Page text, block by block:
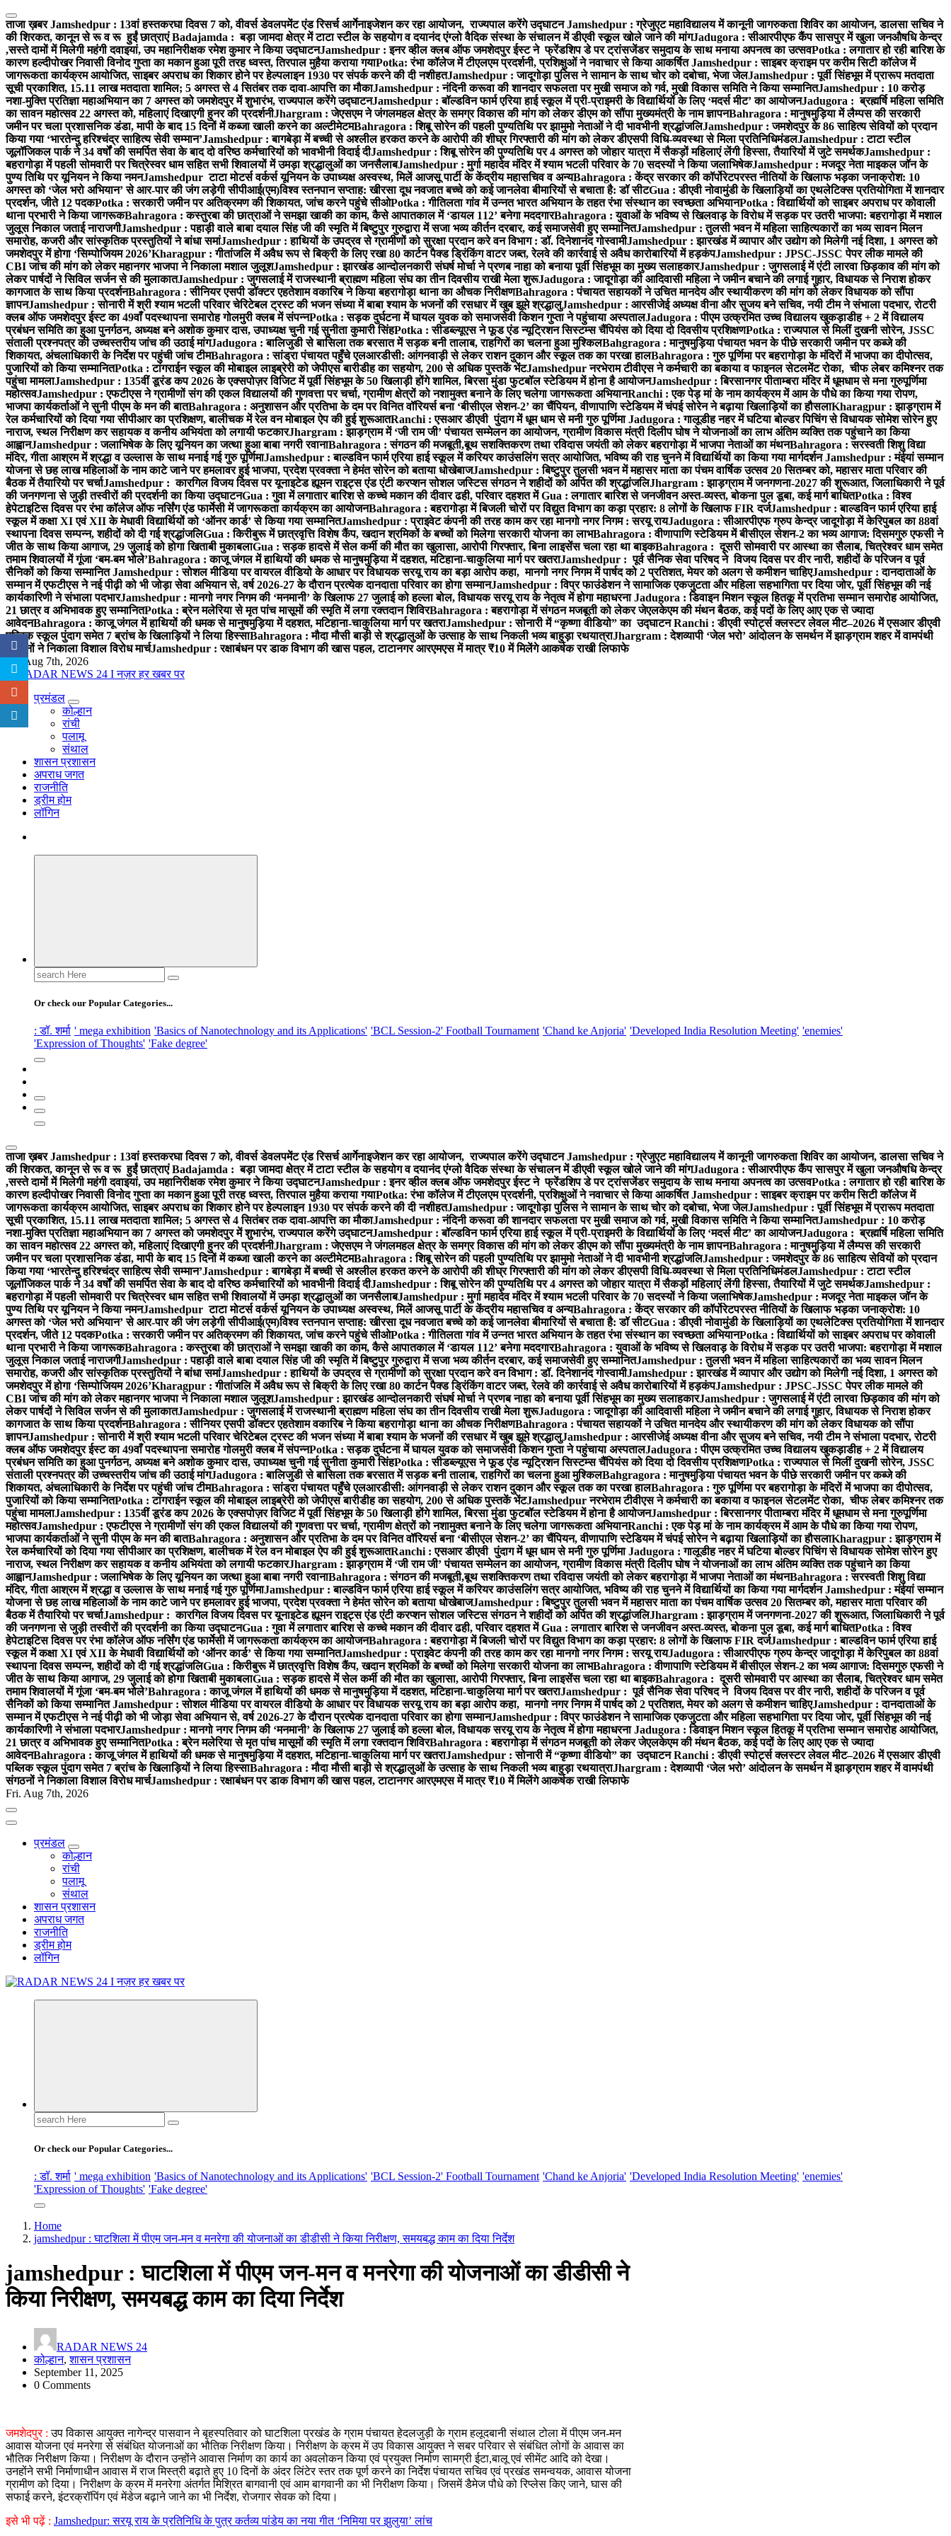
Skip
to
content
ताजा ख़बरJamshedpur : 13वां हस्तकरघा दिवस 7 को, वीवर्स डेवलपमेंट एंड रिसर्च आर्गेनाइजेशन कर रहा आयोजन, राज्यपाल करेंगे उद्घाटनJamshedpur : ग्रेजुएट महाविद्यालय में कानूनी जागरुकता शिविर का आयोजन, डालसा सचिव ने
की शिरकत, कानून से रू व रू हुईं छात्राएंBadajamda : बड़ा जामदा क्षेत्र में टाटा स्टील के सहयोग व दयानंद एंग्लो वैदिक संस्था के संचालन में डीएवी स्कूल खोले जाने की मांगJadugora : सीआरपीएफ कैंप सासपुर में खुला जनऔषधि केन्द्र
,सस्ते दामों में मिलेगी महंगी दवाइयां, उप महानिरीक्षक रमेश कुमार ने किया उद्घाटनJamshedpur : इनर व्हील क्लब ऑफ जमशेदपुर ईस्ट ने फ्रेंडशिप डे पर ट्रांसजेंडर समुदाय के साथ मनाया अपनत्व का उत्सवPotka : लगातार हो रही बारिश के
कारण हल्दीपोखर निवासी विनोद गुप्ता का मकान हुआ पूरी तरह ध्वस्त, तिरपाल मुहैया कराया गयाPotka: रंभा कॉलेज में टीएलएम प्रदर्शनी, प्रशिक्षुओं ने नवाचार से किया आकर्षितJamshedpur : साइबर क्राइम पर करीम सिटी कॉलेज में
जागरूकता कार्यक्रम आयोजित, साइबर अपराध का शिकार होने पर हेल्पलाइन 1930 पर संपर्क करने की दी नशीहतJamshedpur : जादूगोड़ा पुलिस ने सामान के साथ चोर को दबोचा, भेजा जेलJamshedpur : पूर्वी सिंहभूम में प्रारूप मतदाता
सूची प्रकाशित, 15.11 लाख मतदाता शामिल; 5 अगस्त से 4 सितंबर तक दावा-आपत्ति का मौकाJamshedpur : नंदिनी करूवा की शानदार सफलता पर मुखी समाज को गर्व, मुखी विकास समिति ने किया सम्मानितJamshedpur : 10 करोड़
नशा-मुक्ति प्रतिज्ञा महाअभियान का 7 अगस्त को जमशेदपुर में शुभारंभ, राज्यपाल करेंगे उद्घाटनJamshedpur : बॉल्डविन फार्म एरिया हाई स्कूल में प्री-प्राइमरी के विद्यार्थियों के लिए ‘मदर्स मीट’ का आयोजनJadugora : ब्रह्मर्षि महिला समिति
का सावन महोत्सव 22 अगस्त को, महिलाएं दिखाएगी हुनर की प्रदर्शनीJhargram : जेएसएम ने जंगलमहल क्षेत्र के समग्र विकास की मांग को लेकर डीएम को सौंपा मुख्यमंत्री के नाम ज्ञापनBahragora : मानुषमुड़िया में लैम्पस की सरकारी
जमीन पर चला प्रशासनिक डंडा, मापी के बाद 15 दिनों में कब्जा खाली करने का अल्टीमेटमBahragora : शिबू सोरेन की पहली पुण्यतिथि पर झामुमो नेताओं ने दी भावभीनी श्रद्धांजलिJamshedpur : जमशेदपुर के 86 साहित्य सेवियों को प्रदान
किया गया ‘भारतेन्दु हरिश्चंद्र साहित्य सेवी सम्मान’Jamshedpur : बागबेड़ा में बच्ची से अश्लील हरकत करने के आरोपी की शीघ्र गिरफ्तारी की मांग को लेकर डीएसपी विधि-व्यवस्था से मिला प्रतिनिधिमंडलJamshedpur : टाटा स्टील
जूलॉजिकल पार्क ने 34 वर्षों की समर्पित सेवा के बाद दो वरिष्ठ कर्मचारियों को भावभीनी विदाई दीJamshedpur : शिबू सोरेन की पुण्यतिथि पर 4 अगस्त को जोहार यात्रा में सैकड़ों महिलाएं लेंगी हिस्सा, तैयारियों में जुटे समर्थकJamshedpur :
बहरागोड़ा में पहली सोमवारी पर चित्रेस्वर धाम सहित सभी शिवालयों में उमड़ा श्रद्धालुओं का जनसैलाबJamshedpur : मुर्गा महादेव मंदिर में श्याम भटली परिवार के 70 सदस्यों ने किया जलाभिषेकJamshedpur : मजदूर नेता माइकल जॉन के
पुण्य तिथि पर यूनियन ने किया नमनJamshedpur टाटा मोटर्स वर्कर्स यूनियन के उपाध्यक्ष अस्वस्थ, मिलें आजसू पार्टी के केंद्रीय महासचिव व अन्यBahragora : केंद्र सरकार की कॉर्पोरेटपरस्त नीतियों के खिलाफ भड़का जनाक्रोश: 10
अगस्त को ‘जेल भरो अभियान’ से आर-पार की जंग लड़ेगी सीपीआई(एम)विश्व स्तनपान सप्ताह: खीरसा दूध नवजात बच्चे को कई जानलेवा बीमारियों से बचाता है: डॉ सीटGua : डीएवी नोवामुंडी के खिलाड़ियों का एथलेटिक्स प्रतियोगिता में शानदार
प्रदर्शन, जीते 12 पदकPotka : सरकारी जमीन पर अतिक्रमण की शिकायत, जांच करने पहुंचे सीओPotka : गीतिलता गांव में उन्नत भारत अभियान के तहत रंभा संस्थान का स्वच्छता अभियानPotka : विद्यार्थियों को साइबर अपराध पर कोवाली
थाना प्रभारी ने किया जागरूकBahragora : कस्तुरबा की छात्राओं ने समझा खाकी का काम, कैसे आपातकाल में ‘डायल 112’ बनेगा मददगारBahragora : युवाओं के भविष्य से खिलवाड़ के विरोध में सड़क पर उतरी भाजपा: बहरागोड़ा में मशाल
जुलूस निकाल जताई नाराजगीJamshedpur : पहाड़ी वाले बाबा दयाल सिंह जी की स्मृति में बिष्टुपुर गुरुद्वारा में सजा भव्य कीर्तन दरबार, कई समाजसेवी हुए सम्मानितJamshedpur : तुलसी भवन में महिला साहित्यकारों का भव्य सावन मिलन
समारोह, कजरी और सांस्कृतिक प्रस्तुतियों ने बांधा समांJamshedpur : हाथियों के उपद्रव से ग्रामीणों को सुरक्षा प्रदान करे वन विभाग : डॉ. दिनेशानंद गोस्वामीJamshedpur : झारखंड में व्यापार और उद्योग को मिलेगी नई दिशा, 1 अगस्त को
जमशेदपुर में होगा ‘सिम्पोजियम 2026’Kharagpur : गीतांजलि में अवैध रूप से बिक्री के लिए रखा 80 कार्टन पैक्ड ड्रिंकिंग वाटर जब्त, रेलवे की कार्रवाई से अवैध कारोबारियों में हड़कंपJamshedpur : JPSC-JSSC पेपर लीक मामले की
CBI जांच की मांग को लेकर महानगर भाजपा ने निकाला मशाल जुलूशJamshedpur : झारखंड आन्दोलनकारी संघर्ष मोर्चा ने प्रणब नाहा को बनाया पूर्वी सिंहभूम का मुख्य सलाहकारJamshedpur : जुगसलाई में एंटी लारवा छिड़काव की मांग को
लेकर पार्षदों ने सिविल सर्जन से की मुलाकातJamshedpur : जुगसलाई में राजस्थानी ब्राह्मण महिला संघ का तीन दिवसीय राखी मेला शुरूJadugora : जादूगोड़ा की आदिवासी महिला ने जमीन बचाने की लगाई गुहार, विधायक से निराश होकर
कागजात के साथ किया प्रदर्शनBahragora : सीनियर एसपी डॉक्टर एहतेशाम वकारिब ने किया बहरागोड़ा थाना का औचक निरीक्षणBahragora : पंचायत सहायकों ने उचित मानदेय और स्थायीकरण की मांग को लेकर विधायक को सौंपा
ज्ञापनJamshedpur : सोनारी में श्री श्याम भटली परिवार चेरिटेबल ट्रस्ट की भजन संध्या में बाबा श्याम के भजनों की रसधार में खुब झूमे श्रद्धालुJamshedpur : आरसीजेई अध्यक्ष वीना और सुजय बने सचिव, नयी टीम ने संभाला पदभार, रोटरी
क्लब ऑफ जमशेदपुर ईस्ट का 49वाँ पदस्थापना समारोह गोलमुरी क्लब में संपन्नPotka : सड़क दुर्घटना में घायल युवक को समाजसेवी किशन गुप्ता ने पहुंचाया अस्पतालJadugora : पीएम उत्क्रमित उच्च विद्यालय खुकड़ाडीह + 2 में विद्यालय
प्रबंधन समिति का हुआ पुनर्गठन, अध्यक्ष बने अशोक कुमार दास, उपाध्यक्ष चुनी गई सुनीता कुमारी सिंहPotka : सीडब्ल्यूएस ने फूड एंड न्यूट्रिशन सिस्टम्स चैंपियंस को दिया दो दिवसीय प्रशिक्षणPotka : राज्यपाल से मिलीं दुखनी सोरेन, JSSC
संताली प्रश्नपत्र की उच्चस्तरीय जांच की उठाई मांगJadugora : बालिजुडी से बासिला तक बरसात में सड़क बनी तालाब, राहगिरों का चलना हुआ मुश्किलBahgragora : मानुषमुड़िया पंचायत भवन के पीछे सरकारी जमीन पर कब्जे की
शिकायत, अंचलाधिकारी के निर्देश पर पहुंची जांच टीमBahragora : सांड्रा पंचायत पहुँचे एलआरडीसी: आंगनवाड़ी से लेकर राशन दुकान और स्कूल तक का परखा हालBahragora : गुरु पूर्णिमा पर बहरागोड़ा के मंदिरों में भाजपा का दीपोत्सव,
पुजारियों को किया सम्मानितPotka : टांगराईन स्कूल की मोबाइल लाइब्रेरी को जेपीएस बारीडीह का सहयोग, 200 से अधिक पुस्तकें भेंटJamshedpur नरभेराम टीवीएस ने कर्मचारी का बकाया व फाइनल सेटलमेंट रोका, चीफ लेबर कमिश्नर तक
पहुंचा मामलाJamshedpur : 135वीं डूरंड कप 2026 के एक्सपोज़र विजिट में पूर्वी सिंहभूम के 50 खिलाड़ी होंगे शामिल, बिरसा मुंडा फुटबॉल स्टेडियम में होना है आयोजनJamshedpur : बिरसानगर पीताम्बरा मंदिर में धूमधाम से मना गुरुपूर्णिमा
महोत्सवJamshedpur : एफटीएस ने ग्रामीणों संग की एकल विद्यालयों की गुणवत्ता पर चर्चा, ग्रामीण क्षेत्रों को नशामुक्त बनाने के लिए चलेगा जागरूकता अभियानRanchi : एक पेड़ मां के नाम कार्यक्रम में आम के पौधे का किया गया रोपण,
भाजपा कार्यकर्ताओं ने सुनी पीएम के मन की बातBahragora : अनुशासन और प्रतिभा के दम पर विनित वॉरियर्स बना ‘बीसीएल सेशन-2’ का चैंपियन, वीणापाणि स्टेडियम में चंपई सोरेन ने बढ़ाया खिलाड़ियों का हौसलाKharagpur : झाड़ग्राम में
रेल कर्मचारियों को दिया गया सीपीआर का प्रशिक्षण, बालीचक में रेल वन मोबाइल ऐप की हुई शुरूआतRanchi : एसआर डीएवी पुंदाग में धूम धाम से मनी गुरु पूर्णिमाJadugora : गालूडीह नहर में घटिया बोल्डर पिचिंग से विधायक सोमेश सोरेन हुए
नाराज, स्थल निरीक्षण कर सहायक व कनीय अभियंता को लगायी फटकारJhargram : झाड़ग्राम में ‘जी राम जी’ पंचायत सम्मेलन का आयोजन, ग्रामीण विकास मंत्री दिलीप घोष ने योजनाओं का लाभ अंतिम व्यक्ति तक पहुंचाने का किया
आह्वानJamshedpur : जलाभिषेक के लिए यूनियन का जत्था हुआ बाबा नगरी रवानाBahragora : संगठन की मजबूती,बूथ सशक्तिकरण तथा रविदास जयंती को लेकर बहरागोड़ा में भाजपा नेताओं का मंथनBahragora : सरस्वती शिशु विद्या
मंदिर, गीता आश्रम में श्रद्धा व उल्लास के साथ मनाई गई गुरु पूर्णिमाJamshedpur : बाल्डविन फार्म एरिया हाई स्कूल में करियर काउंसलिंग सत्र आयोजित, भविष्य की राह चुनने में विद्यार्थियों का किया गया मार्गदर्शनJamshedpur : मंईयां सम्मान
योजना से छह लाख महिलाओं के नाम काटे जाने पर हमलावर हुई भाजपा, प्रदेश प्रवक्ता ने हेमंत सोरेन को बताया धोखेबाजJamshedpur : बिष्टुपुर तुलसी भवन में महासर माता का पंचम वार्षिक उत्सव 20 सितम्बर को, महासर माता परिवार की
बैठक में तैयारियो पर चर्चाJamshedpur : कारगिल विजय दिवस पर यूनाइटेड ह्यूमन राइट्स एंड एंटी करप्शन सोशल जस्टिस संगठन ने शहीदों को अर्पित की श्रद्धांजलिJhargram : झाड़ग्राम में जनगणना-2027 की शुरूआत, जिलाधिकारी ने पूर्व
की जनगणना से जुड़ी तस्वीरों की प्रदर्शनी का किया उद्घाटनGua : गुवा में लगातार बारिश से कच्चे मकान की दीवार ढही, परिवार दहशत मेंGua : लगातार बारिश से जनजीवन अस्त-व्यस्त, बोकना पुल डूबा, कई मार्ग बाधितPotka : विश्व
हेपेटाइटिस दिवस पर रंभा कॉलेज ऑफ नर्सिंग एंड फार्मेसी में जागरूकता कार्यक्रम का आयोजनBahragora : बहरागोड़ा में बिजली चोरों पर विद्युत विभाग का कड़ा प्रहार: 8 लोगों के खिलाफ FIR दर्जJamshedpur : बाल्डविन फार्म एरिया हाई
स्कूल में कक्षा XI एवं XII के मेधावी विद्यार्थियों को ‘ऑनर कार्ड’ से किया गया सम्मानितJamshedpur : प्राइवेट कंपनी की तरह काम कर रहा मानगो नगर निगम : सरयू रायJadugora : सीआरपीएफ ग्रुप केन्द्र जादूगोड़ा में केरिपुबल का 88वां
स्थापना दिवस सम्पन्न, शहीदों को दी गई श्रद्धांजलिGua : किरीबुरू में छात्रवृत्ति विशेष कैंप, खदान श्रमिकों के बच्चों को मिलेगा सरकारी योजना का लाभBahragora : वीणापाणि स्टेडियम में बीसीएल सेशन-2 का भव्य आगाज: दिसमगुरु एफसी ने
जीत के साथ किया आगाज, 29 जुलाई को होगा खिताबी मुकाबलाGua : सड़क हादसे में सेल कर्मी की मौत का खुलासा, आरोपी गिरफ्तार, बिना लाइसेंस चला रहा था बाइकBahragora : दूसरी सोमवारी पर आस्था का सैलाब, चित्रेश्वर धाम समेत
तमाम शिवालयों में गूंजा ‘बम-बम भोले’Bahragora : काजू जंगल में हाथियों की धमक से मानुषमुड़िया में दहशत, मटिहाना-चाकुलिया मार्ग पर खतराJamshedpur : पूर्व सैनिक सेवा परिषद ने विजय दिवस पर वीर नारी, शहीदों के परिजन व पूर्व
सैनिकों को किया सम्मानितJamshedpur : सोशल मीडिया पर वायरल वीडियो के आधार पर विधायक सरयू राय का बड़ा आरोप कहा, मानगो नगर निगम में पार्षद को 2 प्रतिशत, मेयर को अलग से कमीशन चाहिएJamshedpur : दानदाताओं के
सम्मान में एफटीएस ने नई पीढ़ी को भी जोड़ा सेवा अभियान से, वर्ष 2026-27 के दौरान प्रत्येक दानदाता परिवार का होगा सम्मानJamshedpur : विप्र फाउंडेशन ने सामाजिक एकजुटता और महिला सहभागिता पर दिया जोर, पूर्वी सिंहभूम की नई
कार्यकारिणी ने संभाला पदभारJamshedpur : मानगो नगर निगम की ‘मनमानी’ के खिलाफ 27 जुलाई को हल्ला बोल, विधायक सरयू राय के नेतृत्व में होगा महाधरनाJadugora : डिवाइन मिशन स्कूल हितकू में प्रतिभा सम्मान समारोह आयोजित,
21 छात्र व अभिभावक हुए सम्मानितPotka : ब्रेन मलेरिया से मृत पांच मासूमों की स्मृति में लगा रक्तदान शिविरBahragora : बहरागोड़ा में संगठन मजबूती को लेकर जेएलकेएम की मंथन बैठक, कई पदों के लिए आए एक से ज्यादा
आवेदनBahragora : काजू जंगल में हाथियों की धमक से मानुषमुड़िया में दहशत, मटिहाना-चाकुलिया मार्ग पर खतराJamshedpur : सोनारी में “कृष्णा वीडियो” का उद्घाटनRanchi : डीएवी स्पोर्ट्स क्लस्टर लेवल मीट–2026 में एसआर डीएवी
पब्लिक स्कूल पुंदाग समेत 7 ब्रांच के खिलाड़ियों ने लिया हिस्साBahragora : मौदा मौसी बाड़ी से श्रद्धालुओं के उत्साह के साथ निकली भव्य बाहुड़ा रथयात्राJhargram : देशव्यापी ‘जेल भरो’ आंदोलन के समर्थन में झाड़ग्राम शहर में वामपंथी
संगठनों ने निकाला विशाल विरोध मार्चJamshedpur : रक्षाबंधन पर डाक विभाग की खास पहल, टाटानगर आरएमएस में मात्र ₹10 में मिलेंगे आकर्षक राखी लिफाफे
Fri. Aug 7th, 2026
नज़र हर खबर पर
प्रमंडल
कोल्हान
रांची
पलामू
संथाल
शासन प्रशासन
अपराध जगत
राजनीति
ड्रीम होम
लॉगिन
Search
for:
Or check our Popular Categories...
: डॉ. शर्मा ' mega exhibition 'Basics of Nanotechnology and its Applications' 'BCL Session-2' Football Tournament 'Chand ke Anjoria' 'Developed India Resolution Meeting' 'enemies'
'Expression of Thoughts' 'Fake degree'
ताजा ख़बरJamshedpur : 13वां हस्तकरघा दिवस 7 को, वीवर्स डेवलपमेंट एंड रिसर्च आर्गेनाइजेशन कर रहा आयोजन, राज्यपाल करेंगे उद्घाटनJamshedpur : ग्रेजुएट महाविद्यालय में कानूनी जागरुकता शिविर का आयोजन, डालसा सचिव ने
की शिरकत, कानून से रू व रू हुईं छात्राएंBadajamda : बड़ा जामदा क्षेत्र में टाटा स्टील के सहयोग व दयानंद एंग्लो वैदिक संस्था के संचालन में डीएवी स्कूल खोले जाने की मांगJadugora : सीआरपीएफ कैंप सासपुर में खुला जनऔषधि केन्द्र
,सस्ते दामों में मिलेगी महंगी दवाइयां, उप महानिरीक्षक रमेश कुमार ने किया उद्घाटनJamshedpur : इनर व्हील क्लब ऑफ जमशेदपुर ईस्ट ने फ्रेंडशिप डे पर ट्रांसजेंडर समुदाय के साथ मनाया अपनत्व का उत्सवPotka : लगातार हो रही बारिश के
कारण हल्दीपोखर निवासी विनोद गुप्ता का मकान हुआ पूरी तरह ध्वस्त, तिरपाल मुहैया कराया गयाPotka: रंभा कॉलेज में टीएलएम प्रदर्शनी, प्रशिक्षुओं ने नवाचार से किया आकर्षितJamshedpur : साइबर क्राइम पर करीम सिटी कॉलेज में
जागरूकता कार्यक्रम आयोजित, साइबर अपराध का शिकार होने पर हेल्पलाइन 1930 पर संपर्क करने की दी नशीहतJamshedpur : जादूगोड़ा पुलिस ने सामान के साथ चोर को दबोचा, भेजा जेलJamshedpur : पूर्वी सिंहभूम में प्रारूप मतदाता
सूची प्रकाशित, 15.11 लाख मतदाता शामिल; 5 अगस्त से 4 सितंबर तक दावा-आपत्ति का मौकाJamshedpur : नंदिनी करूवा की शानदार सफलता पर मुखी समाज को गर्व, मुखी विकास समिति ने किया सम्मानितJamshedpur : 10 करोड़
नशा-मुक्ति प्रतिज्ञा महाअभियान का 7 अगस्त को जमशेदपुर में शुभारंभ, राज्यपाल करेंगे उद्घाटनJamshedpur : बॉल्डविन फार्म एरिया हाई स्कूल में प्री-प्राइमरी के विद्यार्थियों के लिए ‘मदर्स मीट’ का आयोजनJadugora : ब्रह्मर्षि महिला समिति
का सावन महोत्सव 22 अगस्त को, महिलाएं दिखाएगी हुनर की प्रदर्शनीJhargram : जेएसएम ने जंगलमहल क्षेत्र के समग्र विकास की मांग को लेकर डीएम को सौंपा मुख्यमंत्री के नाम ज्ञापनBahragora : मानुषमुड़िया में लैम्पस की सरकारी
जमीन पर चला प्रशासनिक डंडा, मापी के बाद 15 दिनों में कब्जा खाली करने का अल्टीमेटमBahragora : शिबू सोरेन की पहली पुण्यतिथि पर झामुमो नेताओं ने दी भावभीनी श्रद्धांजलिJamshedpur : जमशेदपुर के 86 साहित्य सेवियों को प्रदान
किया गया ‘भारतेन्दु हरिश्चंद्र साहित्य सेवी सम्मान’Jamshedpur : बागबेड़ा में बच्ची से अश्लील हरकत करने के आरोपी की शीघ्र गिरफ्तारी की मांग को लेकर डीएसपी विधि-व्यवस्था से मिला प्रतिनिधिमंडलJamshedpur : टाटा स्टील
जूलॉजिकल पार्क ने 34 वर्षों की समर्पित सेवा के बाद दो वरिष्ठ कर्मचारियों को भावभीनी विदाई दीJamshedpur : शिबू सोरेन की पुण्यतिथि पर 4 अगस्त को जोहार यात्रा में सैकड़ों महिलाएं लेंगी हिस्सा, तैयारियों में जुटे समर्थकJamshedpur :
बहरागोड़ा में पहली सोमवारी पर चित्रेस्वर धाम सहित सभी शिवालयों में उमड़ा श्रद्धालुओं का जनसैलाबJamshedpur : मुर्गा महादेव मंदिर में श्याम भटली परिवार के 70 सदस्यों ने किया जलाभिषेकJamshedpur : मजदूर नेता माइकल जॉन के
पुण्य तिथि पर यूनियन ने किया नमनJamshedpur टाटा मोटर्स वर्कर्स यूनियन के उपाध्यक्ष अस्वस्थ, मिलें आजसू पार्टी के केंद्रीय महासचिव व अन्यBahragora : केंद्र सरकार की कॉर्पोरेटपरस्त नीतियों के खिलाफ भड़का जनाक्रोश: 10
अगस्त को ‘जेल भरो अभियान’ से आर-पार की जंग लड़ेगी सीपीआई(एम)विश्व स्तनपान सप्ताह: खीरसा दूध नवजात बच्चे को कई जानलेवा बीमारियों से बचाता है: डॉ सीटGua : डीएवी नोवामुंडी के खिलाड़ियों का एथलेटिक्स प्रतियोगिता में शानदार
प्रदर्शन, जीते 12 पदकPotka : सरकारी जमीन पर अतिक्रमण की शिकायत, जांच करने पहुंचे सीओPotka : गीतिलता गांव में उन्नत भारत अभियान के तहत रंभा संस्थान का स्वच्छता अभियानPotka : विद्यार्थियों को साइबर अपराध पर कोवाली
थाना प्रभारी ने किया जागरूकBahragora : कस्तुरबा की छात्राओं ने समझा खाकी का काम, कैसे आपातकाल में ‘डायल 112’ बनेगा मददगारBahragora : युवाओं के भविष्य से खिलवाड़ के विरोध में सड़क पर उतरी भाजपा: बहरागोड़ा में मशाल
जुलूस निकाल जताई नाराजगीJamshedpur : पहाड़ी वाले बाबा दयाल सिंह जी की स्मृति में बिष्टुपुर गुरुद्वारा में सजा भव्य कीर्तन दरबार, कई समाजसेवी हुए सम्मानितJamshedpur : तुलसी भवन में महिला साहित्यकारों का भव्य सावन मिलन
समारोह, कजरी और सांस्कृतिक प्रस्तुतियों ने बांधा समांJamshedpur : हाथियों के उपद्रव से ग्रामीणों को सुरक्षा प्रदान करे वन विभाग : डॉ. दिनेशानंद गोस्वामीJamshedpur : झारखंड में व्यापार और उद्योग को मिलेगी नई दिशा, 1 अगस्त को
जमशेदपुर में होगा ‘सिम्पोजियम 2026’Kharagpur : गीतांजलि में अवैध रूप से बिक्री के लिए रखा 80 कार्टन पैक्ड ड्रिंकिंग वाटर जब्त, रेलवे की कार्रवाई से अवैध कारोबारियों में हड़कंपJamshedpur : JPSC-JSSC पेपर लीक मामले की
CBI जांच की मांग को लेकर महानगर भाजपा ने निकाला मशाल जुलूशJamshedpur : झारखंड आन्दोलनकारी संघर्ष मोर्चा ने प्रणब नाहा को बनाया पूर्वी सिंहभूम का मुख्य सलाहकारJamshedpur : जुगसलाई में एंटी लारवा छिड़काव की मांग को
लेकर पार्षदों ने सिविल सर्जन से की मुलाकातJamshedpur : जुगसलाई में राजस्थानी ब्राह्मण महिला संघ का तीन दिवसीय राखी मेला शुरूJadugora : जादूगोड़ा की आदिवासी महिला ने जमीन बचाने की लगाई गुहार, विधायक से निराश होकर
कागजात के साथ किया प्रदर्शनBahragora : सीनियर एसपी डॉक्टर एहतेशाम वकारिब ने किया बहरागोड़ा थाना का औचक निरीक्षणBahragora : पंचायत सहायकों ने उचित मानदेय और स्थायीकरण की मांग को लेकर विधायक को सौंपा
ज्ञापनJamshedpur : सोनारी में श्री श्याम भटली परिवार चेरिटेबल ट्रस्ट की भजन संध्या में बाबा श्याम के भजनों की रसधार में खुब झूमे श्रद्धालुJamshedpur : आरसीजेई अध्यक्ष वीना और सुजय बने सचिव, नयी टीम ने संभाला पदभार, रोटरी
क्लब ऑफ जमशेदपुर ईस्ट का 49वाँ पदस्थापना समारोह गोलमुरी क्लब में संपन्नPotka : सड़क दुर्घटना में घायल युवक को समाजसेवी किशन गुप्ता ने पहुंचाया अस्पतालJadugora : पीएम उत्क्रमित उच्च विद्यालय खुकड़ाडीह + 2 में विद्यालय
प्रबंधन समिति का हुआ पुनर्गठन, अध्यक्ष बने अशोक कुमार दास, उपाध्यक्ष चुनी गई सुनीता कुमारी सिंहPotka : सीडब्ल्यूएस ने फूड एंड न्यूट्रिशन सिस्टम्स चैंपियंस को दिया दो दिवसीय प्रशिक्षणPotka : राज्यपाल से मिलीं दुखनी सोरेन, JSSC
संताली प्रश्नपत्र की उच्चस्तरीय जांच की उठाई मांगJadugora : बालिजुडी से बासिला तक बरसात में सड़क बनी तालाब, राहगिरों का चलना हुआ मुश्किलBahgragora : मानुषमुड़िया पंचायत भवन के पीछे सरकारी जमीन पर कब्जे की
शिकायत, अंचलाधिकारी के निर्देश पर पहुंची जांच टीमBahragora : सांड्रा पंचायत पहुँचे एलआरडीसी: आंगनवाड़ी से लेकर राशन दुकान और स्कूल तक का परखा हालBahragora : गुरु पूर्णिमा पर बहरागोड़ा के मंदिरों में भाजपा का दीपोत्सव,
पुजारियों को किया सम्मानितPotka : टांगराईन स्कूल की मोबाइल लाइब्रेरी को जेपीएस बारीडीह का सहयोग, 200 से अधिक पुस्तकें भेंटJamshedpur नरभेराम टीवीएस ने कर्मचारी का बकाया व फाइनल सेटलमेंट रोका, चीफ लेबर कमिश्नर तक
पहुंचा मामलाJamshedpur : 135वीं डूरंड कप 2026 के एक्सपोज़र विजिट में पूर्वी सिंहभूम के 50 खिलाड़ी होंगे शामिल, बिरसा मुंडा फुटबॉल स्टेडियम में होना है आयोजनJamshedpur : बिरसानगर पीताम्बरा मंदिर में धूमधाम से मना गुरुपूर्णिमा
महोत्सवJamshedpur : एफटीएस ने ग्रामीणों संग की एकल विद्यालयों की गुणवत्ता पर चर्चा, ग्रामीण क्षेत्रों को नशामुक्त बनाने के लिए चलेगा जागरूकता अभियानRanchi : एक पेड़ मां के नाम कार्यक्रम में आम के पौधे का किया गया रोपण,
भाजपा कार्यकर्ताओं ने सुनी पीएम के मन की बातBahragora : अनुशासन और प्रतिभा के दम पर विनित वॉरियर्स बना ‘बीसीएल सेशन-2’ का चैंपियन, वीणापाणि स्टेडियम में चंपई सोरेन ने बढ़ाया खिलाड़ियों का हौसलाKharagpur : झाड़ग्राम में
रेल कर्मचारियों को दिया गया सीपीआर का प्रशिक्षण, बालीचक में रेल वन मोबाइल ऐप की हुई शुरूआतRanchi : एसआर डीएवी पुंदाग में धूम धाम से मनी गुरु पूर्णिमाJadugora : गालूडीह नहर में घटिया बोल्डर पिचिंग से विधायक सोमेश सोरेन हुए
नाराज, स्थल निरीक्षण कर सहायक व कनीय अभियंता को लगायी फटकारJhargram : झाड़ग्राम में ‘जी राम जी’ पंचायत सम्मेलन का आयोजन, ग्रामीण विकास मंत्री दिलीप घोष ने योजनाओं का लाभ अंतिम व्यक्ति तक पहुंचाने का किया
आह्वानJamshedpur : जलाभिषेक के लिए यूनियन का जत्था हुआ बाबा नगरी रवानाBahragora : संगठन की मजबूती,बूथ सशक्तिकरण तथा रविदास जयंती को लेकर बहरागोड़ा में भाजपा नेताओं का मंथनBahragora : सरस्वती शिशु विद्या
मंदिर, गीता आश्रम में श्रद्धा व उल्लास के साथ मनाई गई गुरु पूर्णिमाJamshedpur : बाल्डविन फार्म एरिया हाई स्कूल में करियर काउंसलिंग सत्र आयोजित, भविष्य की राह चुनने में विद्यार्थियों का किया गया मार्गदर्शनJamshedpur : मंईयां सम्मान
योजना से छह लाख महिलाओं के नाम काटे जाने पर हमलावर हुई भाजपा, प्रदेश प्रवक्ता ने हेमंत सोरेन को बताया धोखेबाजJamshedpur : बिष्टुपुर तुलसी भवन में महासर माता का पंचम वार्षिक उत्सव 20 सितम्बर को, महासर माता परिवार की
बैठक में तैयारियो पर चर्चाJamshedpur : कारगिल विजय दिवस पर यूनाइटेड ह्यूमन राइट्स एंड एंटी करप्शन सोशल जस्टिस संगठन ने शहीदों को अर्पित की श्रद्धांजलिJhargram : झाड़ग्राम में जनगणना-2027 की शुरूआत, जिलाधिकारी ने पूर्व
की जनगणना से जुड़ी तस्वीरों की प्रदर्शनी का किया उद्घाटनGua : गुवा में लगातार बारिश से कच्चे मकान की दीवार ढही, परिवार दहशत मेंGua : लगातार बारिश से जनजीवन अस्त-व्यस्त, बोकना पुल डूबा, कई मार्ग बाधितPotka : विश्व
हेपेटाइटिस दिवस पर रंभा कॉलेज ऑफ नर्सिंग एंड फार्मेसी में जागरूकता कार्यक्रम का आयोजनBahragora : बहरागोड़ा में बिजली चोरों पर विद्युत विभाग का कड़ा प्रहार: 8 लोगों के खिलाफ FIR दर्जJamshedpur : बाल्डविन फार्म एरिया हाई
स्कूल में कक्षा XI एवं XII के मेधावी विद्यार्थियों को ‘ऑनर कार्ड’ से किया गया सम्मानितJamshedpur : प्राइवेट कंपनी की तरह काम कर रहा मानगो नगर निगम : सरयू रायJadugora : सीआरपीएफ ग्रुप केन्द्र जादूगोड़ा में केरिपुबल का 88वां
स्थापना दिवस सम्पन्न, शहीदों को दी गई श्रद्धांजलिGua : किरीबुरू में छात्रवृत्ति विशेष कैंप, खदान श्रमिकों के बच्चों को मिलेगा सरकारी योजना का लाभBahragora : वीणापाणि स्टेडियम में बीसीएल सेशन-2 का भव्य आगाज: दिसमगुरु एफसी ने
जीत के साथ किया आगाज, 29 जुलाई को होगा खिताबी मुकाबलाGua : सड़क हादसे में सेल कर्मी की मौत का खुलासा, आरोपी गिरफ्तार, बिना लाइसेंस चला रहा था बाइकBahragora : दूसरी सोमवारी पर आस्था का सैलाब, चित्रेश्वर धाम समेत
तमाम शिवालयों में गूंजा ‘बम-बम भोले’Bahragora : काजू जंगल में हाथियों की धमक से मानुषमुड़िया में दहशत, मटिहाना-चाकुलिया मार्ग पर खतराJamshedpur : पूर्व सैनिक सेवा परिषद ने विजय दिवस पर वीर नारी, शहीदों के परिजन व पूर्व
सैनिकों को किया सम्मानितJamshedpur : सोशल मीडिया पर वायरल वीडियो के आधार पर विधायक सरयू राय का बड़ा आरोप कहा, मानगो नगर निगम में पार्षद को 2 प्रतिशत, मेयर को अलग से कमीशन चाहिएJamshedpur : दानदाताओं के
सम्मान में एफटीएस ने नई पीढ़ी को भी जोड़ा सेवा अभियान से, वर्ष 2026-27 के दौरान प्रत्येक दानदाता परिवार का होगा सम्मानJamshedpur : विप्र फाउंडेशन ने सामाजिक एकजुटता और महिला सहभागिता पर दिया जोर, पूर्वी सिंहभूम की नई
कार्यकारिणी ने संभाला पदभारJamshedpur : मानगो नगर निगम की ‘मनमानी’ के खिलाफ 27 जुलाई को हल्ला बोल, विधायक सरयू राय के नेतृत्व में होगा महाधरनाJadugora : डिवाइन मिशन स्कूल हितकू में प्रतिभा सम्मान समारोह आयोजित,
21 छात्र व अभिभावक हुए सम्मानितPotka : ब्रेन मलेरिया से मृत पांच मासूमों की स्मृति में लगा रक्तदान शिविरBahragora : बहरागोड़ा में संगठन मजबूती को लेकर जेएलकेएम की मंथन बैठक, कई पदों के लिए आए एक से ज्यादा
आवेदनBahragora : काजू जंगल में हाथियों की धमक से मानुषमुड़िया में दहशत, मटिहाना-चाकुलिया मार्ग पर खतराJamshedpur : सोनारी में “कृष्णा वीडियो” का उद्घाटनRanchi : डीएवी स्पोर्ट्स क्लस्टर लेवल मीट–2026 में एसआर डीएवी
पब्लिक स्कूल पुंदाग समेत 7 ब्रांच के खिलाड़ियों ने लिया हिस्साBahragora : मौदा मौसी बाड़ी से श्रद्धालुओं के उत्साह के साथ निकली भव्य बाहुड़ा रथयात्राJhargram : देशव्यापी ‘जेल भरो’ आंदोलन के समर्थन में झाड़ग्राम शहर में वामपंथी
संगठनों ने निकाला विशाल विरोध मार्चJamshedpur : रक्षाबंधन पर डाक विभाग की खास पहल, टाटानगर आरएमएस में मात्र ₹10 में मिलेंगे आकर्षक राखी लिफाफे
Fri. Aug 7th, 2026
प्रमंडल
कोल्हान
रांची
पलामू
संथाल
शासन प्रशासन
अपराध जगत
राजनीति
ड्रीम होम
लॉगिन
Search
for:
Or check our Popular Categories...
: डॉ. शर्मा ' mega exhibition 'Basics of Nanotechnology and its Applications' 'BCL Session-2' Football Tournament 'Chand ke Anjoria' 'Developed India Resolution Meeting' 'enemies'
'Expression of Thoughts' 'Fake degree'
Home
jamshedpur : घाटशिला में पीएम जन-मन व मनरेगा की योजनाओं का डीडीसी ने किया निरीक्षण, समयबद्ध काम का दिया निर्देश
jamshedpur : घाटशिला में पीएम जन-मन व मनरेगा की योजनाओं का डीडीसी ने
किया निरीक्षण, समयबद्ध काम का दिया निर्देश
RADAR NEWS 24
कोल्हान,शासन प्रशासन
September 11, 2025
0 Comments
जमशेदपुर : उप विकास आयुक्त नागेन्द्र पासवान ने बृहस्पतिवार को घाटशिला प्रखंड के ग्राम पंचायत हेदलजुड़ी के ग्राम हलूदबानी संथाल टोला में पीएम जन-मन
आवास योजना एवं मनरेगा से संबंधित योजनाओं का भौतिक निरीक्षण किया। निरीक्षण के क्रम में उप विकास आयुक्त ने सबर परिवार से संबंधित लोगों के आवास का
भौतिक निरीक्षण किया। निरीक्षण के दौरान उन्होंने आवास निर्माण का कार्य का अवलोकन किया एवं प्रयुक्त निर्माण सामग्री ईटा,बालू एवं सीमेंट आदि को देखा।
उनहोंने सभी निर्माणाधीन आवास में राज मिस्त्री बढ़ाते हुए 10 दिनों के अंदर लिंटेर स्तर तक पूर्ण करने का निर्देश पंचायत सचिव एवं प्रखंड समन्वयक, आवास योजना
ग्रामीण को दिया। निरीक्षण के क्रम में मनरेगा अंतर्गत मिश्रित बागवानी एवं आम बागवानी का भी निरीक्षण किया। जिसमें डैमेज पौधे को रिप्लेस किए जाने, घास की
सफाई करने, इंटरक्रॉपिंग एवं मेंडेज बढ़ाने जाने का भी निर्देश, रोजगार सेवक को दिया।
इसे भी पढ़ें : Jamshedpur: सरयू राय के प्रतिनिधि के पुत्र कर्तव्य पांडेय का नया गीत ‘निमिया पर झुलुया’ लांच